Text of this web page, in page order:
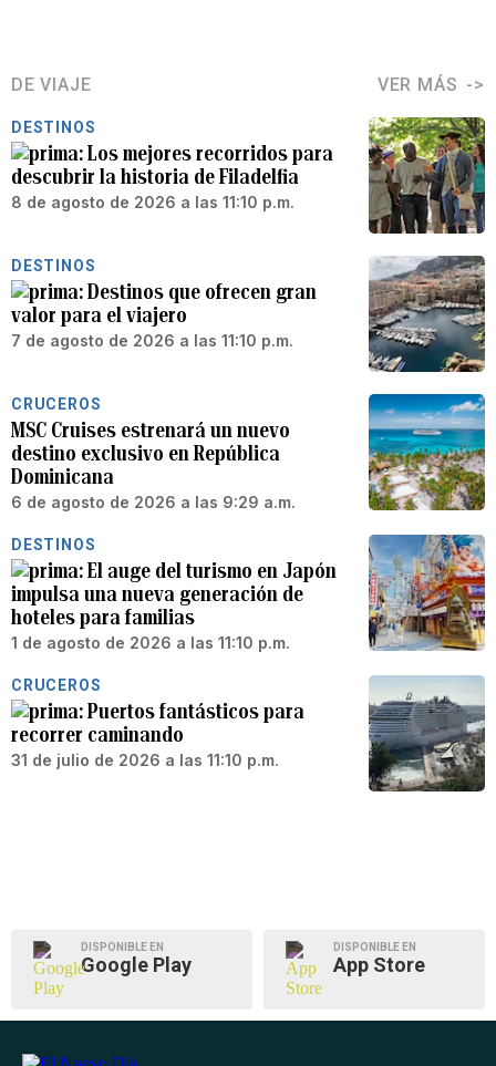
DE VIAJE VER MÁS
DESTINOS
Los mejores recorridos para
descubrir la historia de Filadelfia
8 de agosto de 2026 a las 11:10 p.m.
DESTINOS
Destinos que ofrecen gran
valor para el viajero
7 de agosto de 2026 a las 11:10 p.m.
CRUCEROS
MSC Cruises estrenará un nuevo
destino exclusivo en República
Dominicana
6 de agosto de 2026 a las 9:29 a.m.
DESTINOS
El auge del turismo en Japón
impulsa una nueva generación de
hoteles para familias
1 de agosto de 2026 a las 11:10 p.m.
CRUCEROS
Puertos fantásticos para
recorrer caminando
31 de julio de 2026 a las 11:10 p.m.
DISPONIBLE EN
Google Play
DISPONIBLE EN
App Store